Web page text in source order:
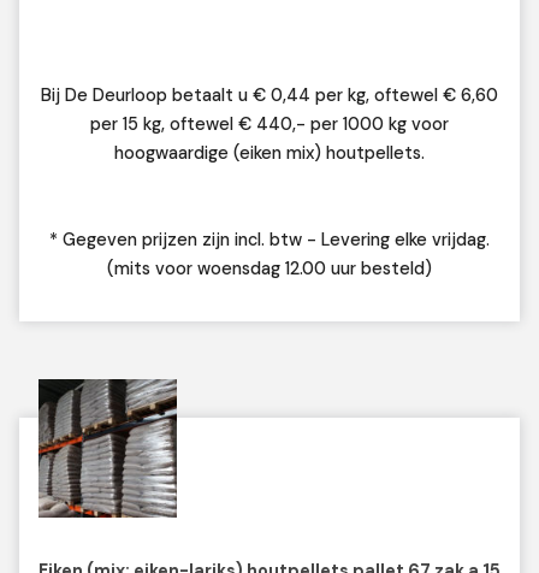
Bij De Deurloop betaalt u € 0,44 per kg, oftewel € 6,60
per 15 kg, oftewel € 440,- per 1000 kg voor
hoogwaardige (eiken mix) houtpellets.
* Gegeven prijzen zijn incl. btw - Levering elke vrijdag.
(mits voor woensdag 12.00 uur besteld)